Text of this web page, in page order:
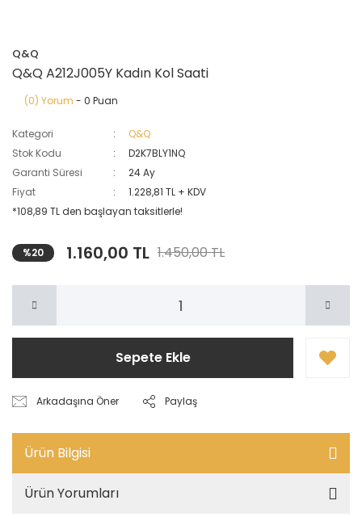
Q&Q
Q&Q A212J005Y Kadın Kol Saati
(0) Yorum - 0 Puan
Kategori
Q&Q
Stok Kodu
D2K7BLY1NQ
Garanti Süresi
24 Ay
Fiyat
1.228,81 TL + KDV
*108,89 TL den başlayan taksitlerle!
%20 1.160,00 TL 1.450,00 TL
Sepete Ekle
Arkadaşına Öner Paylaş
Ürün Bilgisi
Ürün Yorumları